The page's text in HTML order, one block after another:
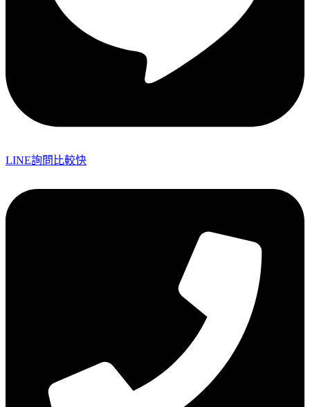
LINE詢問比較快